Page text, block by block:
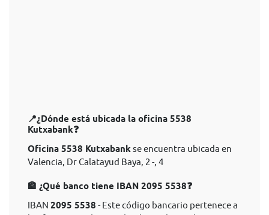
📍¿Dónde está ubicada la oficina 5538
Kutxabank❓
Oficina 5538 Kutxabankse encuentra ubicada en
Valencia, Dr Calatayud Baya, 2 -, 4
🏦 ¿Qué banco tiene IBAN 2095 5538❓
IBAN 2095 5538 - Este código bancario pertenece a